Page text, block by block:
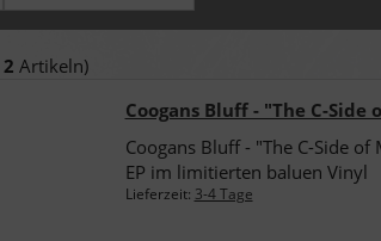
2 Artikeln)
Coogans Bluff - "The C-
Coogans Bluff - "The C-Side
EP im limitierten baluen Vinyl
Lieferzeit: 3-4 Tage